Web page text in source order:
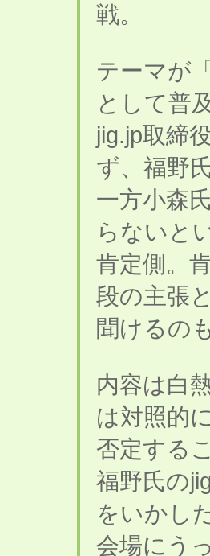
戦。
テーマが
として普
jig.jp取締
ず、福野
一方小森
らないと
肯定側。
段の主張
聞けるの
内容は白
は対照的
否定する
福野氏の
をいかし
会場にう